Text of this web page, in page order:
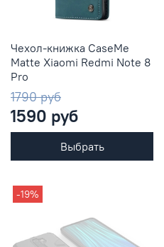
Чехол-книжка CaseMe
Matte Xiaomi Redmi Note 8
Pro
1790 руб
1590 руб
Выбрать
-19%